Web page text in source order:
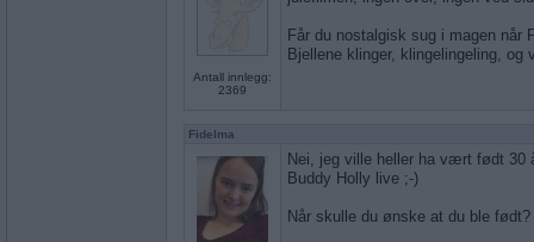
Antall innlegg:
2369
Får du nostalgisk sug i magen når
Bjellene klinger, klingelingeling,
Fidelma
Nei, jeg ville heller ha vært født 30
Buddy Holly live ;-)
Når skulle du ønske at du ble født?